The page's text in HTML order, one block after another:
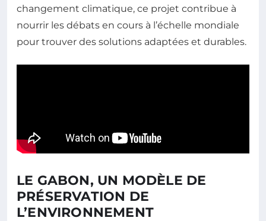
changement climatique, ce projet contribue à
nourrir les débats en cours à l’échelle mondiale
pour trouver des solutions adaptées et durables.
LE GABON, UN MODÈLE DE
PRÉSERVATION DE
L’ENVIRONNEMENT